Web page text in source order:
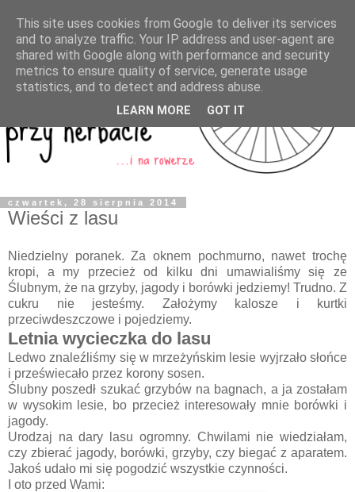
czwartek, 28 sierpnia 2014
Wieści z lasu
Niedzielny poranek. Za oknem pochmurno, nawet trochę
kropi, a my przecież od kilku dni umawialiśmy się ze
Ślubnym, że na grzyby, jagody i borówki jedziemy! Trudno. Z
cukru nie jesteśmy. Założymy kalosze i kurtki
przeciwdeszczowe i pojedziemy.
Letnia wycieczka do lasu
Ledwo znaleźliśmy się w mrzeżyńskim lesie wyjrzało słońce
i przeświecało przez korony sosen.
Ślubny poszedł szukać grzybów na bagnach, a ja zostałam
w wysokim lesie, bo przecież interesowały mnie borówki i
jagody.
Urodzaj na dary lasu ogromny. Chwilami nie wiedziałam,
czy zbierać jagody, borówki, grzyby, czy biegać z aparatem.
Jakoś udało mi się pogodzić wszystkie czynności.
I oto przed Wami:
This site uses cookies from Google to deliver its services
and to analyze traffic. Your IP address and user-agent are
shared with Google along with performance and security
metrics to ensure quality of service, generate usage
statistics, and to detect and address abuse.
LEARN MORE GOT IT